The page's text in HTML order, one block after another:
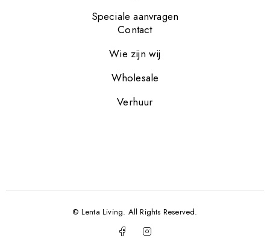
Speciale aanvragen
Contact
Wie zijn wij
Wholesale
Verhuur
© Lenta Living. All Rights Reserved.